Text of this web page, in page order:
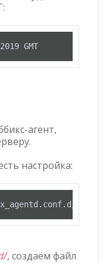
GMT
агент,
настройка:
, создаём файл